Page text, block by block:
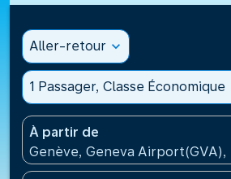
Aller-retour expand_more
1 Passager, Classe Économique
À partir de
Genève, Geneva Airport(GVA),